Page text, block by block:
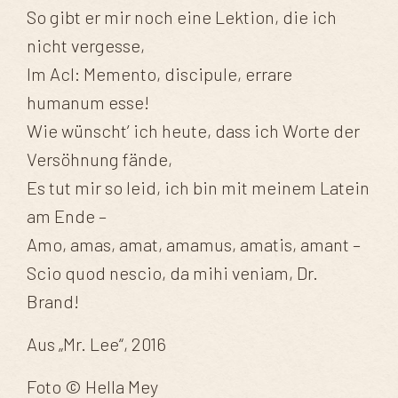
So gibt er mir noch eine Lektion, die ich
nicht vergesse,
Im AcI: Memento, discipule, errare
humanum esse!
Wie wünscht’ ich heute, dass ich Worte der
Versöhnung fände,
Es tut mir so leid, ich bin mit meinem Latein
am Ende –
Amo, amas, amat, amamus, amatis, amant –
Scio quod nescio, da mihi veniam, Dr.
Brand!
Aus „Mr. Lee“, 2016
Foto © Hella Mey